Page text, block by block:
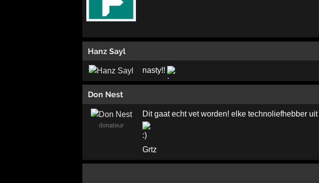
Hanz Sayl
nasty!!
Don Nest
donateur
Dit gaat echt vet worden! elke technoliefhebber
Grtz